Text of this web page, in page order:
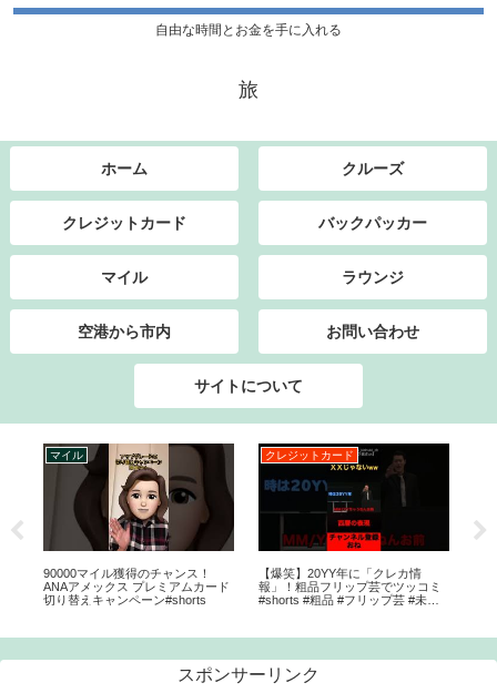
自由な時間とお金を手に入れる
旅
ホーム クルーズ
クレジットカード バックパッカー
マイル ラウンジ
空港から市内 お問い合わせ
サイトについて
マイル
90000マイル獲得のチャンス！
ANAアメックス プレミアムカード
切り替えキャンペーン#shorts
クレジットカード
【爆笑】20YY年に「クレカ情
報」！粗品フリップ芸でツッコミ
#shorts #粗品 #フリップ芸 #未来 #
ド
スポンサーリンク